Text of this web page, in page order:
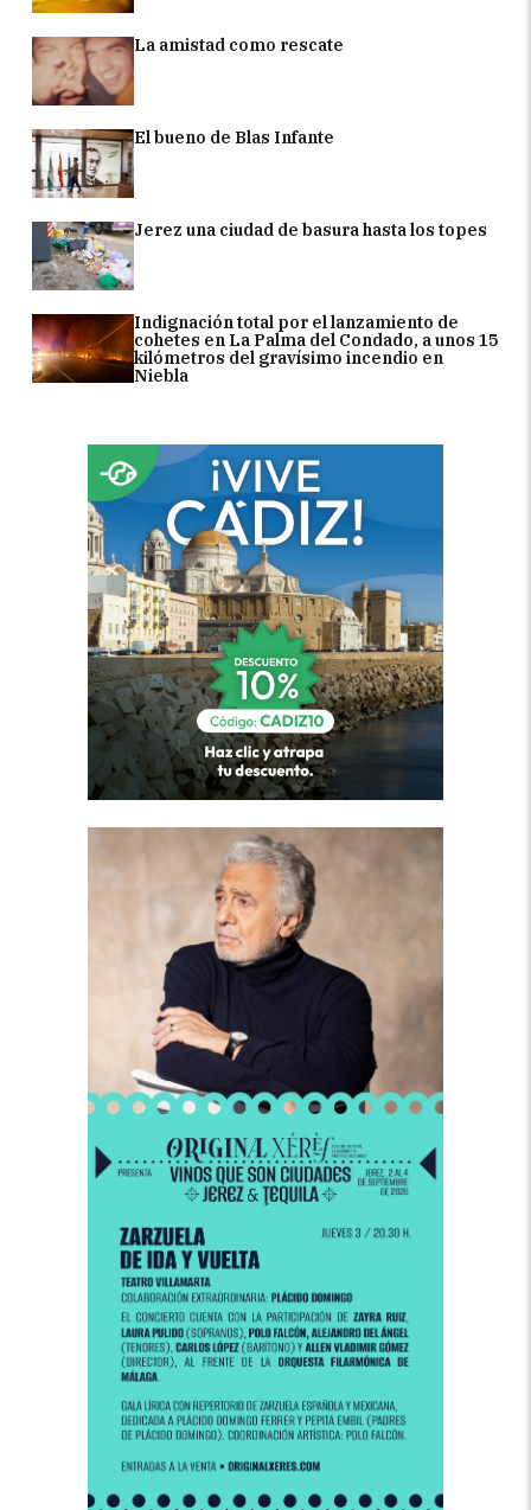
La amistad como rescate
El bueno de Blas Infante
Jerez una ciudad de basura hasta los topes
Indignación total por el lanzamiento de
cohetes en La Palma del Condado, a unos 15
kilómetros del gravísimo incendio en
Niebla